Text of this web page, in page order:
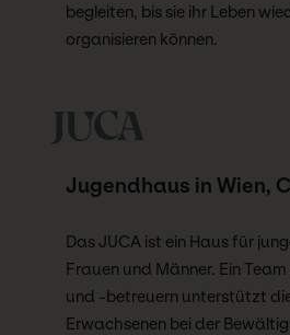
begleiten, bis sie ihr Leben
organisieren können.
JUCA
Jugendhaus in Wien,
Das JUCA ist ein Haus für
Frauen und Männer. Ein
und -betreuern unterstützt
Erwachsenen bei der